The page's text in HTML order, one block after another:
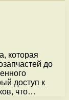
которая
до
доступ к
что…